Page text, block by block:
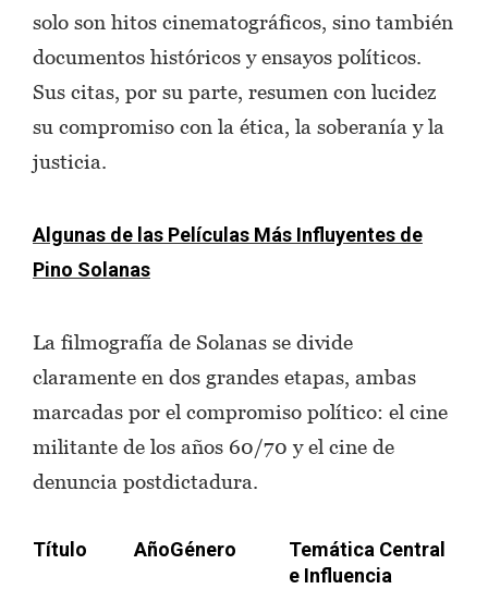
solo son hitos cinematográficos, sino también
documentos históricos y ensayos políticos.
Sus citas, por su parte, resumen con lucidez
su compromiso con la ética, la soberanía y la
justicia.
Algunas de las Películas Más Influyentes de
Pino Solanas
La filmografía de Solanas se divide
claramente en dos grandes etapas, ambas
marcadas por el compromiso político: el cine
militante de los años 60/70 y el cine de
denuncia postdictadura.
Título AñoGénero
Temática Central
e Influencia